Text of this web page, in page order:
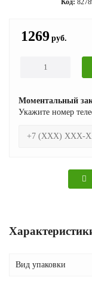
Код:
1269 руб.
Моментальный
Укажите номер
Вид упаковки